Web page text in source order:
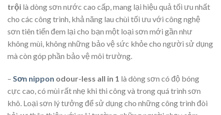
trội là dòng sơn nước cao cấp, mang lại hiệu quả tối ưu nhất
cho các công trình, khả năng lau chùi tối ưu với công nghệ
sơn tiên tiến đem lại cho bạn một loại sơn mới gần như
không mùi, không những bảo vệ sức khỏe cho người sử dụng
mà còn góp phần bảo vệ môi trường.
– Sơn nippon odour-less all in 1 là dòng sơn có độ bóng
cực cao, có mùi rất nhẹ khi thi công và trong quá trình sơn
khô. Loại sơn lý tưởng để sử dụng cho những công trình đòi